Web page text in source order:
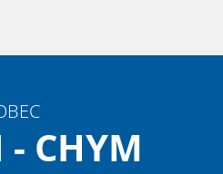
- CHYM